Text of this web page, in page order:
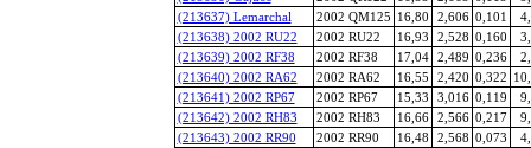
(213637) Lemarchal
2002 QM125 16,80 2,606 0,101
(213638) 2002 RU22
2002 RU22 16,93 2,528 0,160
(213639) 2002 RF38
2002 RF38 17,04 2,489 0,236
(213640) 2002 RA62
2002 RA62 16,55 2,420 0,322
(213641) 2002 RP67
2002 RP67 15,33 3,016 0,119
(213642) 2002 RH83
2002 RH83 16,66 2,566 0,217
(213643) 2002 RR90
2002 RR90 16,48 2,568 0,073